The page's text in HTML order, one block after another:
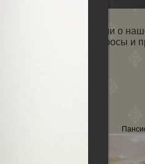
подробной информации о
на любые Ваши вопросы и